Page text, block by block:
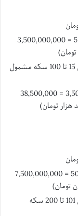
ارزش کل مهریه: 70 × 50,000,000 = 3,500,000,000
بر اساس جدول پلکانی، مهریه بین 15 تا 100 سکه مشمول
مالیات مهریه: 1.1% × 3,500,000,000 = 38,500,000
تومان)
ارزش کل مهریه: 150 × 50,000,000 = 7,500,000,000
تومان)
بر اساس جدول پلکانی، مهریه بین 101 تا 200 سکه